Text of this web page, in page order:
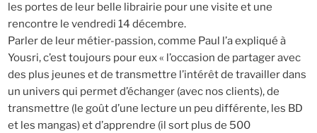
les portes de leur belle librairie pour une visite et une
rencontre le vendredi 14 décembre.
Parler de leur métier-passion, comme Paul l’a expliqué à
Yousri, c’est toujours pour eux « l’occasion de partager avec
des plus jeunes et de transmettre l’intérêt de travailler dans
un univers qui permet d’échanger (avec nos clients), de
transmettre (le goût d’une lecture un peu différente, les BD
et les mangas) et d’apprendre (il sort plus de 500